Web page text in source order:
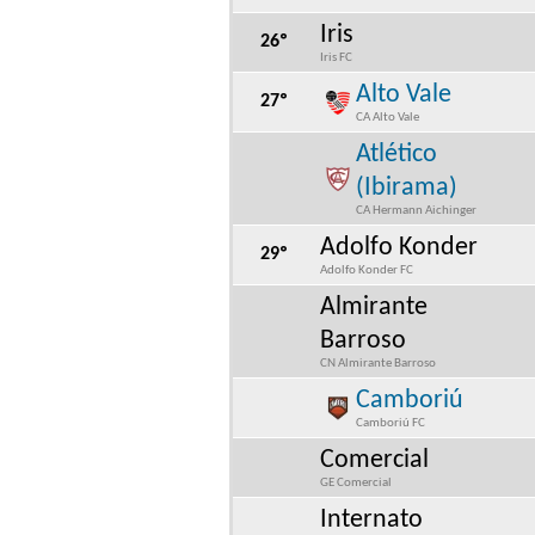
26º Iris
Iris FC
27º Alto Vale
CA Alto Vale
Atlético
(Ibirama)
CA Hermann Aichinger
29º Adolfo Konder
Adolfo Konder FC
Almirante
Barroso
CN Almirante Barroso
Camboriú
Camboriú FC
Comercial
GE Comercial
Internato